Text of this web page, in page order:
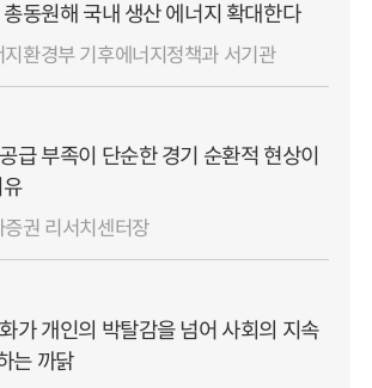
동원해 국내 생산 에너지 확대한다
환경부 기후에너지정책과 서기관
급 부족이 단순한 경기 순환적 현상이
권 리서치센터장
가 개인의 박탈감을 넘어 사회의 지속
는 까닭